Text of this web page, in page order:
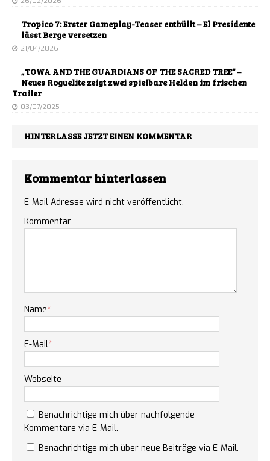
Tropico 7: Erster Gameplay-Teaser enthüllt – El Presidente
lässt Berge versetzen
21/04/2026
„TOWA AND THE GUARDIANS OF THE SACRED TREE“ –
Neues Roguelite zeigt zwei spielbare Helden im frischen
Trailer
03/07/2025
HINTERLASSE JETZT EINEN KOMMENTAR
Kommentar hinterlassen
E-Mail Adresse wird nicht veröffentlicht.
Kommentar
Name*
E-Mail*
Webseite
Benachrichtige mich über nachfolgende
Kommentare via E-Mail.
Benachrichtige mich über neue Beiträge via E-Mail.